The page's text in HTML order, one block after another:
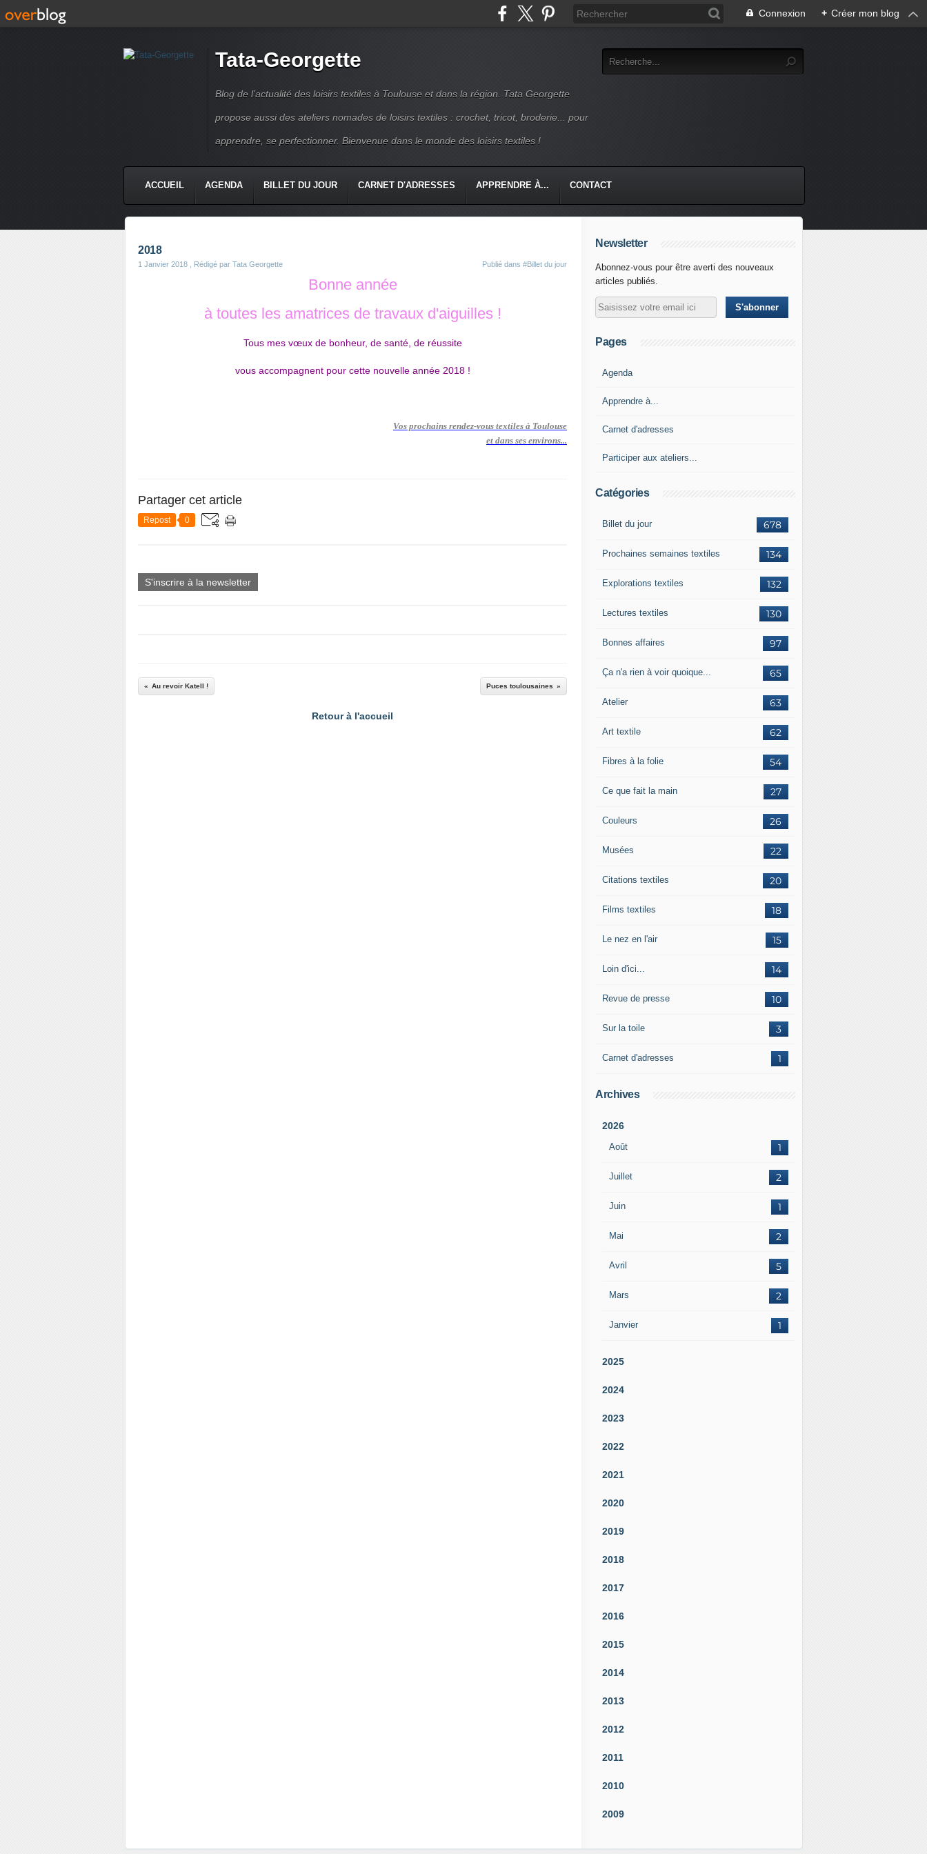
Connexion + Créer mon blog
Tata-Georgette
Blog de l'actualité des loisirs textiles à Toulouse et dans la région. Tata Georgette
propose aussi des ateliers nomades de loisirs textiles : crochet, tricot, broderie... pour
apprendre, se perfectionner. Bienvenue dans le monde des loisirs textiles !
ACCUEIL AGENDA BILLET DU JOUR CARNET D'ADRESSES APPRENDRE À... CONTACT
2018
1 Janvier 2018 , Rédigé par Tata Georgette Publié dans #Billet du jour
Bonne année
à toutes les amatrices de travaux d'aiguilles !
Tous mes vœux de bonheur, de santé, de réussite
vous accompagnent pour cette nouvelle année 2018 !
Vos prochains rendez-vous textiles à Toulouse
et dans ses environs...
Partager cet article
Repost 0
S'inscrire à la newsletter
Au revoir Katell ! Puces toulousaines
Retour à l'accueil
Newsletter
Abonnez-vous pour être averti des nouveaux
articles publiés.
Pages
Agenda
Apprendre à...
Carnet d'adresses
Participer aux ateliers...
Catégories
678
Billet du jour
134
Prochaines semaines textiles
132
Explorations textiles
130
Lectures textiles
97
Bonnes affaires
65
Ça n'a rien à voir quoique...
63
Atelier
62
Art textile
54
Fibres à la folie
27
Ce que fait la main
26
Couleurs
22
Musées
20
Citations textiles
18
Films textiles
15
Le nez en l'air
14
Loin d'ici...
10
Revue de presse
3
Sur la toile
1
Carnet d'adresses
Archives
2026
Août 1
Juillet 2
Juin 1
Mai 2
Avril 5
Mars 2
Janvier 1
2025
2024
2023
2022
2021
2020
2019
2018
2017
2016
2015
2014
2013
2012
2011
2010
2009